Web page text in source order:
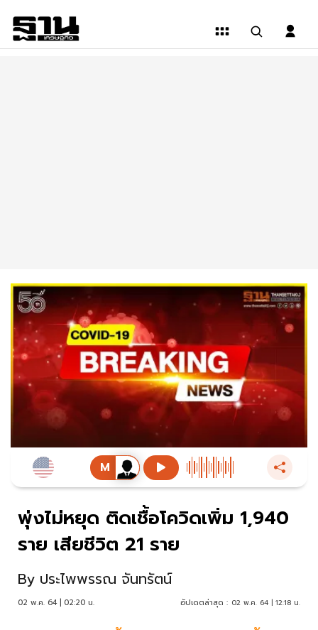
พุ่งไม่หยุด ติดเชื้อโควิดเพิ่ม 1,940
ราย เสียชีวิต 21 ราย
By ประไพพรรณ จันทรัตน์
02 พ.ค. 64 | 02:20 น. อัปเดตล่าสุด : 02 พ.ค. 64 | 12:18 น.